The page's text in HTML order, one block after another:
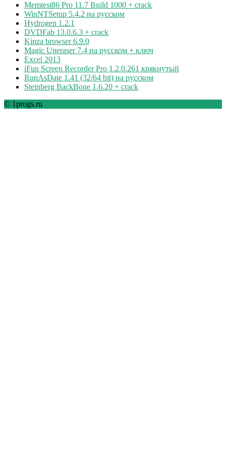
Memtest86 Pro 11.7 Build 1000 + crack
WinNTSetup 5.4.2 на русском
Hydrogen 1.2.1
DVDFab 13.0.6.3 + crack
Kinza browser 6.9.0
Magic Uneraser 7.4 на русском + ключ
Excel 2013
iFun Screen Recorder Pro 1.2.0.261 крякнутый
RunAsDate 1.41 (32/64 bit) на русском
Steinberg BackBone 1.6.20 + crack
© 1progs.ru